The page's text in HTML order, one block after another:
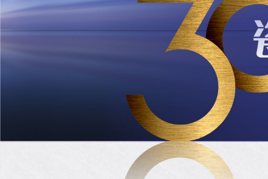
企业文化
领导关怀
联系我们
畅销产品